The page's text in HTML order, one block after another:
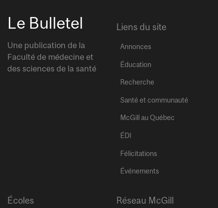
Le Bulletel
Une publication de la
Faculté de médecine et
des sciences de la santé
Liens du site
Annonces
Éducation
Recherche
Santé et communauté
McGill au Québec
ÉDI
Félicitations
Événements
Écoles Réseau McGill